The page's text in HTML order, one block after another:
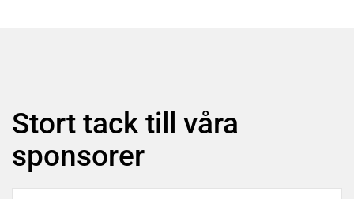
Stort tack till våra
sponsorer